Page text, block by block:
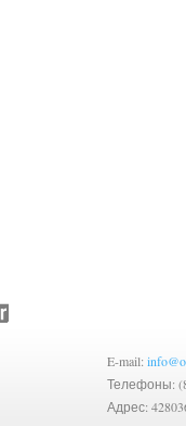
E-mail:
Телефоны:
Адрес: